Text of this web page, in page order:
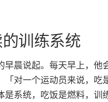
训练系统
晨说起。每天早上，他
对一个运动员来说，吃
系统，吃饭是燃料，训